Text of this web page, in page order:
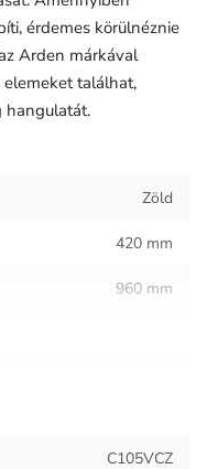
érdemes körülnéznie
Arden márkával
elemeket találhat,
hangulatát.
Zöld
420 mm
960 mm
C105VCZ